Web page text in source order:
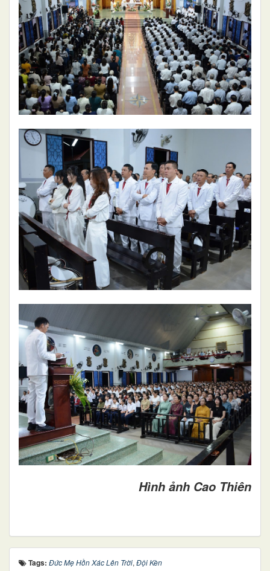
Hình ảnh Cao Thiên
Tags: Đức Mẹ Hồn Xác Lên Trời, Đội Kèn